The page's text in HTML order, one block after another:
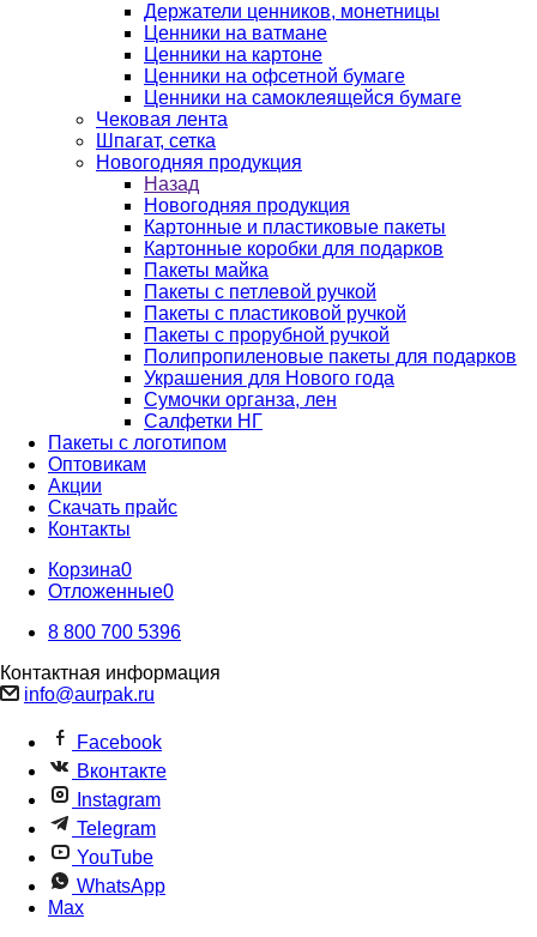
Держатели ценников, монетницы
Ценники на ватмане
Ценники на картоне
Ценники на офсетной бумаге
Ценники на самоклеящейся бумаге
Чековая лента
Шпагат, сетка
Новогодняя продукция
Назад
Новогодняя продукция
Картонные и пластиковые пакеты
Картонные коробки для подарков
Пакеты майка
Пакеты с петлевой ручкой
Пакеты с пластиковой ручкой
Пакеты с прорубной ручкой
Полипропиленовые пакеты для подарков
Украшения для Нового года
Сумочки органза, лен
Салфетки НГ
Пакеты с логотипом
Оптовикам
Акции
Скачать прайс
Контакты
Корзина0
Отложенные0
8 800 700 5396
Контактная информация
info@aurpak.ru
Facebook
Вконтакте
Instagram
Telegram
YouTube
WhatsApp
Max